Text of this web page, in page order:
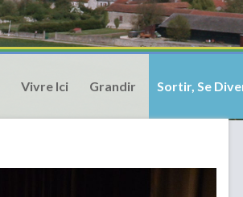
Vivre Ici Grandir Sortir, Se